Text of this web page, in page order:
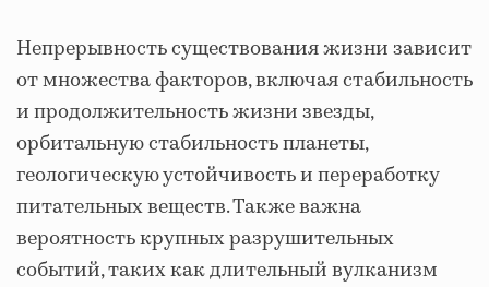
Непрерывность существования жизни зависит
от множества факторов, включая стабильность
и продолжительность жизни звезды,
орбитальную стабильность планеты,
геологическую устойчивость и переработку
питательных веществ. Также важна
вероятность крупных разрушительных
событий, таких как длительный вулканизм